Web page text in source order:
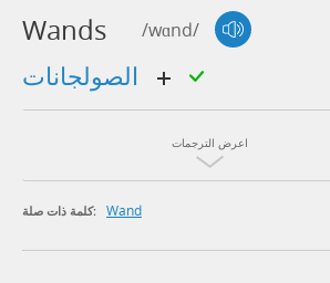
Wands /wɑnd/
اعرض الترجمات
كلمة ذات صلة: Wand